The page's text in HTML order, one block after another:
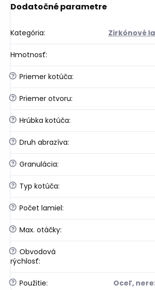
Dodatočné parametre
Kategória: Zirkónové
Hmotnosť:
? Priemer kotúča:
? Priemer otvoru:
? Hrúbka kotúča:
? Druh abrazíva:
? Granulácia:
? Typ kotúča:
? Počet lamiel:
? Max. otáčky:
? Obvodová
rýchlosť:
? Použitie: Oceľ,